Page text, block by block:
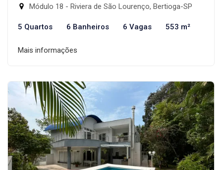
Módulo 18 - Riviera de São Lourenço, Bertioga-SP
5 Quartos 6 Banheiros 6 Vagas 553 m²
Mais informações